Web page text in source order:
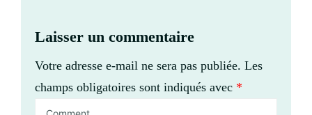
Laisser un commentaire
Votre adresse e-mail ne sera pas publiée. Les
champs obligatoires sont indiqués avec *